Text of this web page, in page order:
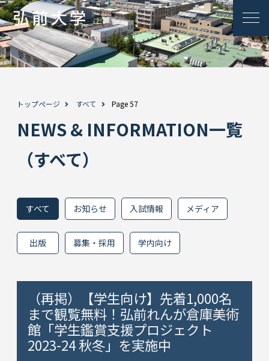
トップページ すべて Page 57
NEWS & INFORMATION一覧
（すべて）
すべて お知らせ 入試情報 メディア
出版 募集・採用 学内向け
（再掲）【学生向け】先着1,000名
まで観覧無料！弘前れんが倉庫美術
館「学生鑑賞支援プロジェクト
2023-24 秋冬」を実施中